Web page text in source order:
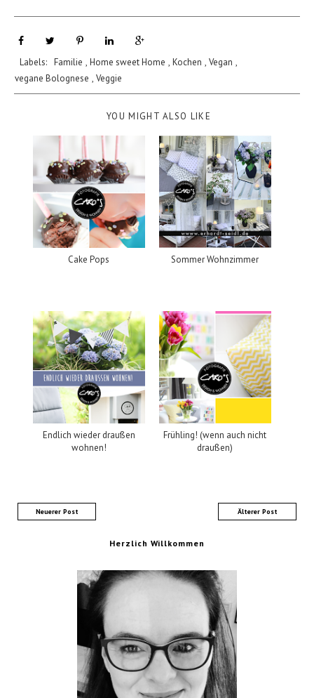
Labels: Familie , Home sweet Home , Kochen , Vegan ,
vegane Bolognese , Veggie
YOU MIGHT ALSO LIKE
Cake Pops Sommer Wohnzimmer
Endlich wieder draußen
wohnen!
Frühling! (wenn auch nicht
draußen)
Neuerer Post Älterer Post
Herzlich Willkommen